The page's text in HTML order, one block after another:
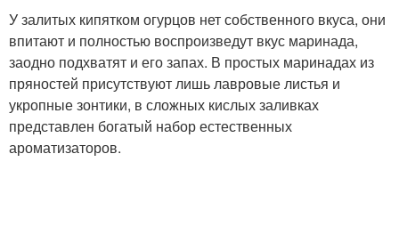
У залитых кипятком огурцов нет собственного вкуса, они
впитают и полностью воспроизведут вкус маринада,
заодно подхватят и его запах. В простых маринадах из
пряностей присутствуют лишь лавровые листья и
укропные зонтики, в сложных кислых заливках
представлен богатый набор естественных
ароматизаторов.